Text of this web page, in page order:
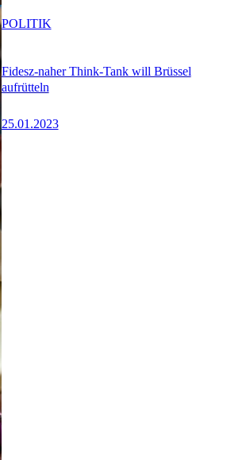
Fidesz-naher Think-Tank will Brüssel
aufrütteln
25.01.2023
POLITIK